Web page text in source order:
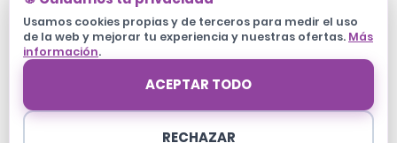
Fábrica en calle Braçal de Roncador 6, 46800 Xàtiva — Oficinas
Usamos cookies propias y de terceros para medir el uso
de la web y mejorar tu experiencia y nuestras ofertas. Más
información.
RECHAZAR
ACEPTAR TODO